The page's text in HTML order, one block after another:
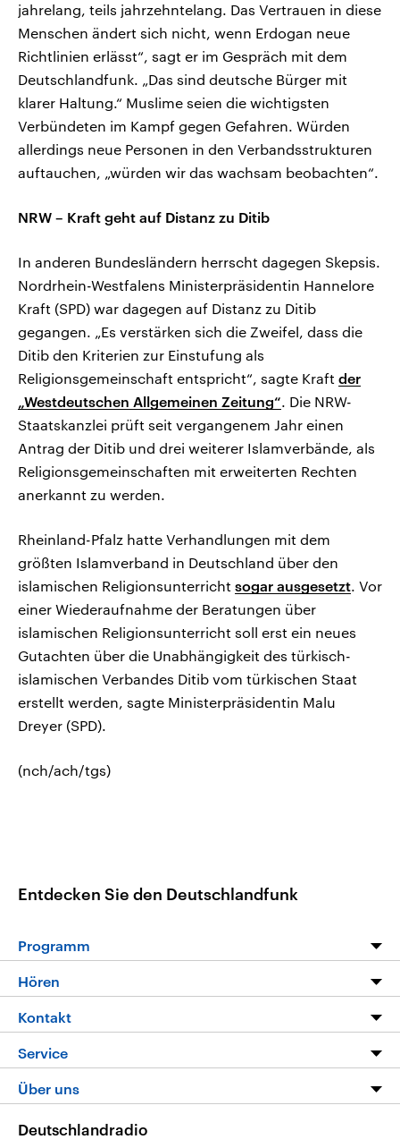
jahrelang, teils jahrzehntelang. Das Vertrauen in diese
Menschen ändert sich nicht, wenn Erdogan neue
Richtlinien erlässt“, sagt er im Gespräch mit dem
Deutschlandfunk. „Das sind deutsche Bürger mit
klarer Haltung.“ Muslime seien die wichtigsten
Verbündeten im Kampf gegen Gefahren. Würden
allerdings neue Personen in den Verbandsstrukturen
auftauchen, „würden wir das wachsam beobachten“.
NRW – Kraft geht auf Distanz zu Ditib
In anderen Bundesländern herrscht dagegen Skepsis.
Nordrhein-Westfalens Ministerpräsidentin Hannelore
Kraft (SPD) war dagegen auf Distanz zu Ditib
gegangen. „Es verstärken sich die Zweifel, dass die
Ditib den Kriterien zur Einstufung als
Religionsgemeinschaft entspricht“, sagte Kraft der
„Westdeutschen Allgemeinen Zeitung“. Die NRW-
Staatskanzlei prüft seit vergangenem Jahr einen
Antrag der Ditib und drei weiterer Islamverbände, als
Religionsgemeinschaften mit erweiterten Rechten
anerkannt zu werden.
Rheinland-Pfalz hatte Verhandlungen mit dem
größten Islamverband in Deutschland über den
islamischen Religionsunterricht sogar ausgesetzt. Vor
einer Wiederaufnahme der Beratungen über
islamischen Religionsunterricht soll erst ein neues
Gutachten über die Unabhängigkeit des türkisch-
islamischen Verbandes Ditib vom türkischen Staat
erstellt werden, sagte Ministerpräsidentin Malu
Dreyer (SPD).
(nch/ach/tgs)
Entdecken Sie den Deutschlandfunk
Programm
Programm
Die Nachrichten
Nachrichtenleicht
Neue Beiträge auf dlf.de
Hören
Livestream
Podcasts
Deutschlandfunk App
Nachrichten App
Kontakt
Hörerservice
Service
FAQ
Veranstaltungen
Über uns
Deutschlandradio